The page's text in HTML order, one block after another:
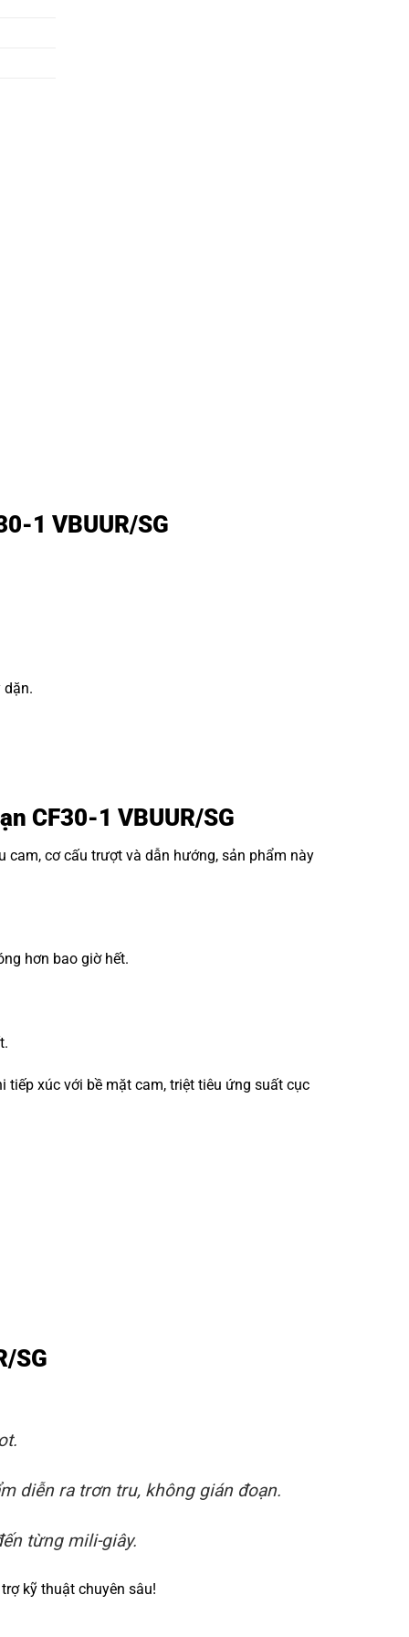
1 VBUUR/SG
dặn.
CF30-1 VBUUR/SG
cơ cấu trượt và dẫn hướng, sản phẩm này
hơn bao giờ hết.
xúc với bề mặt cam, triệt tiêu ứng suất cục
SG
diễn ra trơn tru, không gián đoạn.
từng mili-giây.
kỹ thuật chuyên sâu!